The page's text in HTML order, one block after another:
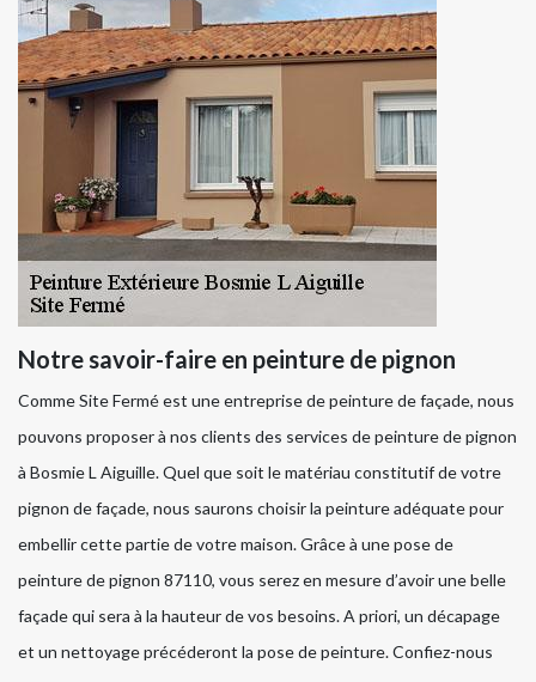
Notre savoir-faire en peinture de pignon
Comme Site Fermé est une entreprise de peinture de façade, nous
pouvons proposer à nos clients des services de peinture de pignon
à Bosmie L Aiguille. Quel que soit le matériau constitutif de votre
pignon de façade, nous saurons choisir la peinture adéquate pour
embellir cette partie de votre maison. Grâce à une pose de
peinture de pignon 87110, vous serez en mesure d’avoir une belle
façade qui sera à la hauteur de vos besoins. A priori, un décapage
et un nettoyage précéderont la pose de peinture. Confiez-nous